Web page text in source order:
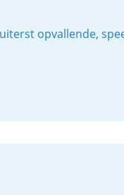
opvallende,